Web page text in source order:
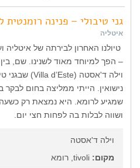
גני טיבולי – פנינה רומנטית
איטליה
טיולנו האחרון לבירתה של
– הפך למיוחד מאוד לשנינו. שם,
נישואין. הייתי ממליצה בחום
שמגיע לרומא. היא נמצאת רק כשעה
ושווה לבלות בה לפחות חצי יום.
וילה ד'אסטה
מקום: